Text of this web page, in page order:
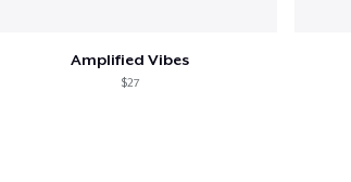
Amplified Vibes
$27